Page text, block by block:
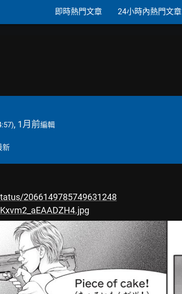
即時熱門文章 24小時內熱門文章
, 1月前編輯
新
2066149785749631248